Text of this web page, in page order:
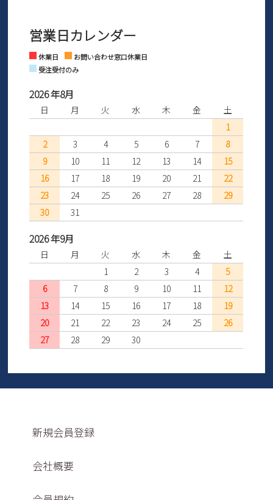
さい。
※土日祝はお問い合わせ窓口休業日となります。
Facebook Instagram
営業日カレンダー
休業日
お問い合わせ窓口休業日
受注受付のみ
2026 年8月
日 月 火 水 木 金
土
1
2
3 4 5 6 7
8
9
10 11 12 13 14
15
16
17 18 19 20 21
22
23
24 25 26 27 28
29
30
31
2026 年9月
日 月 火 水 木 金
土
1
2 3 4
5
6
7 8 9 10 11
12
13
14 15 16 17 18
19
20
21 22 23 24 25
26
27
28 29 30
新規会員登録
会社概要